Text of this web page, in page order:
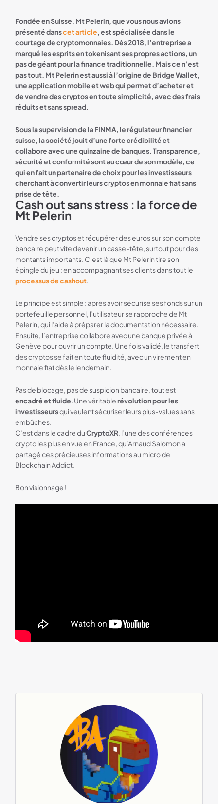
Fondée en Suisse, Mt Pelerin, que vous nous avions
présenté danscet article, est spécialisée dans le
courtage de cryptomonnaies. Dès 2018, l’entreprise a
marqué les esprits en tokenisant ses propres actions, un
pas de géant pour la finance traditionnelle. Mais ce n’est
pas tout. Mt Pelerin est aussi à l’origine de Bridge Wallet,
une application mobile et web qui permet d’acheter et
de vendre des cryptos en toute simplicité, avec des frais
réduits et sans spread.
Sous la supervision de la FINMA, le régulateur financier
suisse, la société jouit d’une forte crédibilité et
collabore avec une quinzaine de banques. Transparence,
sécurité et conformité sont au cœur de son modèle, ce
qui en fait un partenaire de choix pour les investisseurs
cherchant à convertir leurs cryptos en monnaie fiat sans
prise de tête.
Cash out sans stress : la force de
Mt Pelerin
Vendre ses cryptos et récupérer des euros sur son compte
bancaire peut vite devenir un casse-tête, surtout pour des
montants importants. C’est là que Mt Pelerin tire son
épingle du jeu : en accompagnant ses clients dans tout le
processus de cashout.
Le principe est simple : après avoir sécurisé ses fonds sur un
portefeuille personnel, l’utilisateur se rapproche de Mt
Pelerin, qui l’aide à préparer la documentation nécessaire.
Ensuite, l’entreprise collabore avec une banque privée à
Genève pour ouvrir un compte. Une fois validé, le transfert
des cryptos se fait en toute fluidité, avec un virement en
monnaie fiat dès le lendemain.
Pas de blocage, pas de suspicion bancaire, tout est
encadré et fluide. Une véritable révolution pour les
investisseursqui veulent sécuriser leurs plus-values sans
embûches.
C’est dans le cadre duCryptoXR, l’une des conférences
crypto les plus en vue en France, qu’Arnaud Salomon a
partagé ces précieuses informations au micro de
Blockchain Addict.
Bon visionnage !